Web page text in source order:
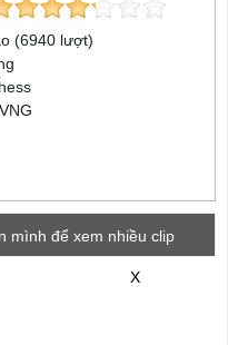
(6940 lượt)
mình để xem nhiều clip
X